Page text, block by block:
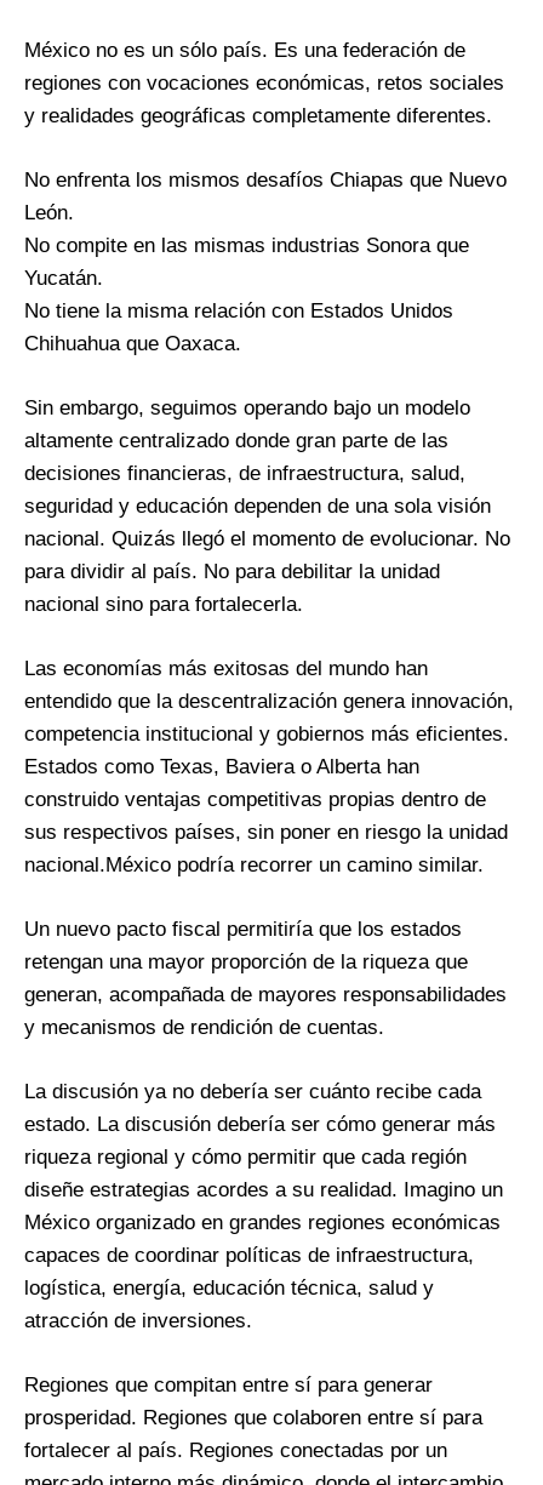
México no es un sólo país. Es una federación de
regiones con vocaciones económicas, retos sociales
y realidades geográficas completamente diferentes.
No enfrenta los mismos desafíos Chiapas que Nuevo
León.
No compite en las mismas industrias Sonora que
Yucatán.
No tiene la misma relación con Estados Unidos
Chihuahua que Oaxaca.
Sin embargo, seguimos operando bajo un modelo
altamente centralizado donde gran parte de las
decisiones financieras, de infraestructura, salud,
seguridad y educación dependen de una sola visión
nacional. Quizás llegó el momento de evolucionar. No
para dividir al país. No para debilitar la unidad
nacional sino para fortalecerla.
Las economías más exitosas del mundo han
entendido que la descentralización genera innovación,
competencia institucional y gobiernos más eficientes.
Estados como Texas, Baviera o Alberta han
construido ventajas competitivas propias dentro de
sus respectivos países, sin poner en riesgo la unidad
nacional.México podría recorrer un camino similar.
Un nuevo pacto fiscal permitiría que los estados
retengan una mayor proporción de la riqueza que
generan, acompañada de mayores responsabilidades
y mecanismos de rendición de cuentas.
La discusión ya no debería ser cuánto recibe cada
estado. La discusión debería ser cómo generar más
riqueza regional y cómo permitir que cada región
diseñe estrategias acordes a su realidad. Imagino un
México organizado en grandes regiones económicas
capaces de coordinar políticas de infraestructura,
logística, energía, educación técnica, salud y
atracción de inversiones.
Regiones que compitan entre sí para generar
prosperidad. Regiones que colaboren entre sí para
fortalecer al país. Regiones conectadas por un